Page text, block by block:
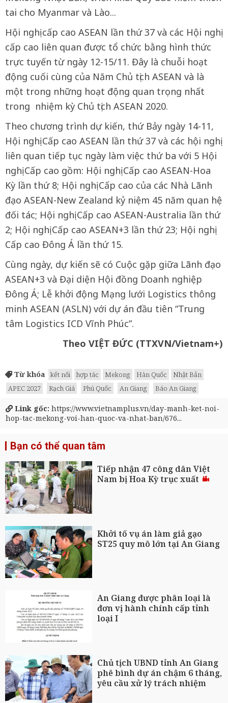
tai cho Myanmar và Lào...
Hội nghị cấp cao ASEAN lần thứ 37 và các Hội nghị
cấp cao liên quan được tổ chức bằng hình thức
trực tuyến từ ngày 12-15/11. Đây là chuỗi hoạt
động cuối cùng của Năm Chủ tịch ASEAN và là
một trong những hoạt động quan trọng nhất
trong nhiệm kỳ Chủ tịch ASEAN 2020.
Theo chương trình dự kiến, thứ Bảy ngày 14-11,
Hội nghị Cấp cao ASEAN lần thứ 37 và các hội nghị
liên quan tiếp tục ngày làm việc thứ ba với 5 Hội
nghị Cấp cao gồm: Hội nghị Cấp cao ASEAN-Hoa
Kỳ lần thứ 8; Hội nghị Cấp cao của các Nhà Lãnh
đạo ASEAN-New Zealand kỷ niệm 45 năm quan hệ
đối tác; Hội nghị Cấp cao ASEAN-Australia lần thứ
2; Hội nghị Cấp cao ASEAN+3 lần thứ 23; Hội nghị
Cấp cao Đông Á lần thứ 15.
Cùng ngày, dự kiến sẽ có Cuộc gặp giữa Lãnh đạo
ASEAN+3 và Đại diện Hội đồng Doanh nghiệp
Đông Á; Lễ khởi động Mạng lưới Logistics thông
minh ASEAN (ASLN) với dự án đầu tiên “Trung
tâm Logistics ICD Vĩnh Phúc”.
Theo VIỆT ĐỨC (TTXVN/Vietnam+)
Từ khóa kết nối hợp tác Mekong Hàn Quốc
Nhật Bản
APEC 2027
Rạch Giá Phú Quốc An Giang Báo An Giang
Link gốc: https://www.vietnamplus.vn/day-manh-ket-noi-
hop-tac-mekong-voi-han-quoc-va-nhat-ban/676...
Bạn có thể quan tâm
Tiếp nhận 47 công dân Việt
Nam bị Hoa Kỳ trục xuất
Khởi tố vụ án làm giả gạo
ST25 quy mô lớn tại An Giang
An Giang được phân loại là
đơn vị hành chính cấp tỉnh
loại I
Chủ tịch UBND tỉnh An Giang
phê bình dự án chậm 6 tháng,
yêu cầu xử lý trách nhiệm